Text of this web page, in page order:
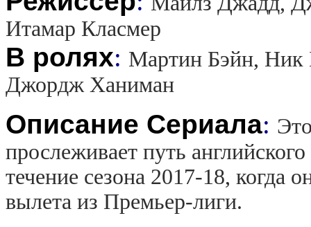
Итамар Класмер
В ролях: Мартин Бэйн, Ник
Джордж Ханиман
Описание Сериала:
прослеживает путь
течение сезона 2017-18, когда
вылета из Премьер-лиги.